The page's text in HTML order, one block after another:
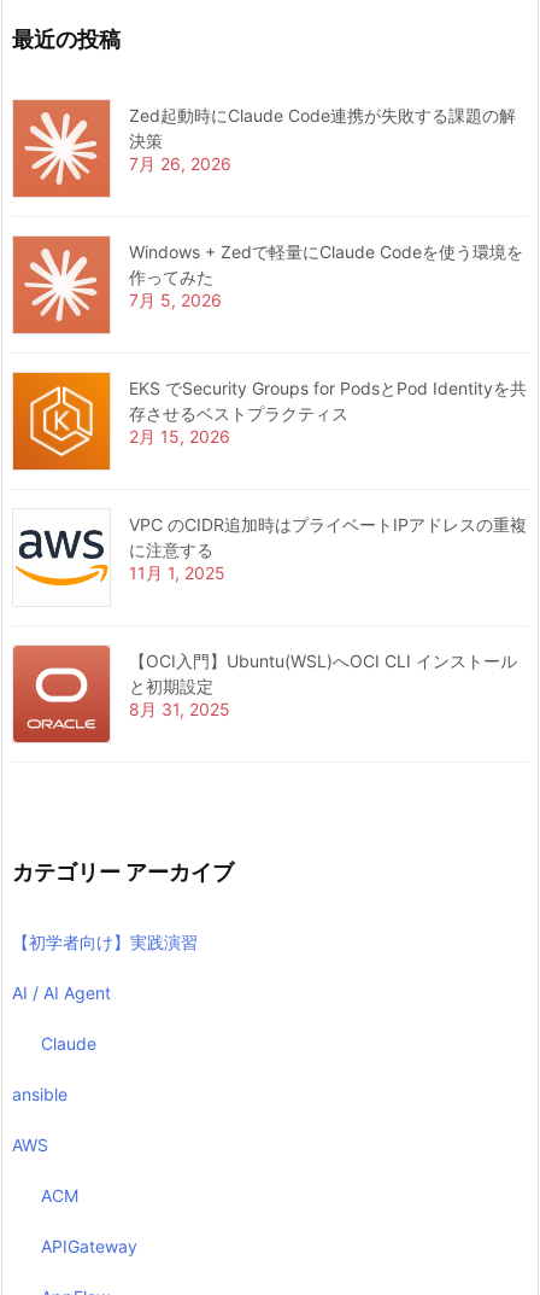
最近の投稿
Zed起動時にClaude Code連携が失敗する課題の解
決策
7月 26, 2026
Windows + Zedで軽量にClaude Codeを使う環境を
作ってみた
7月 5, 2026
EKS でSecurity Groups for PodsとPod Identityを共
存させるベストプラクティス
2月 15, 2026
VPC のCIDR追加時はプライベートIPアドレスの重複
に注意する
11月 1, 2025
【OCI入門】Ubuntu(WSL)へOCI CLI インストール
と初期設定
8月 31, 2025
カテゴリー アーカイブ
【初学者向け】実践演習
AI / AI Agent
Claude
ansible
AWS
ACM
APIGateway